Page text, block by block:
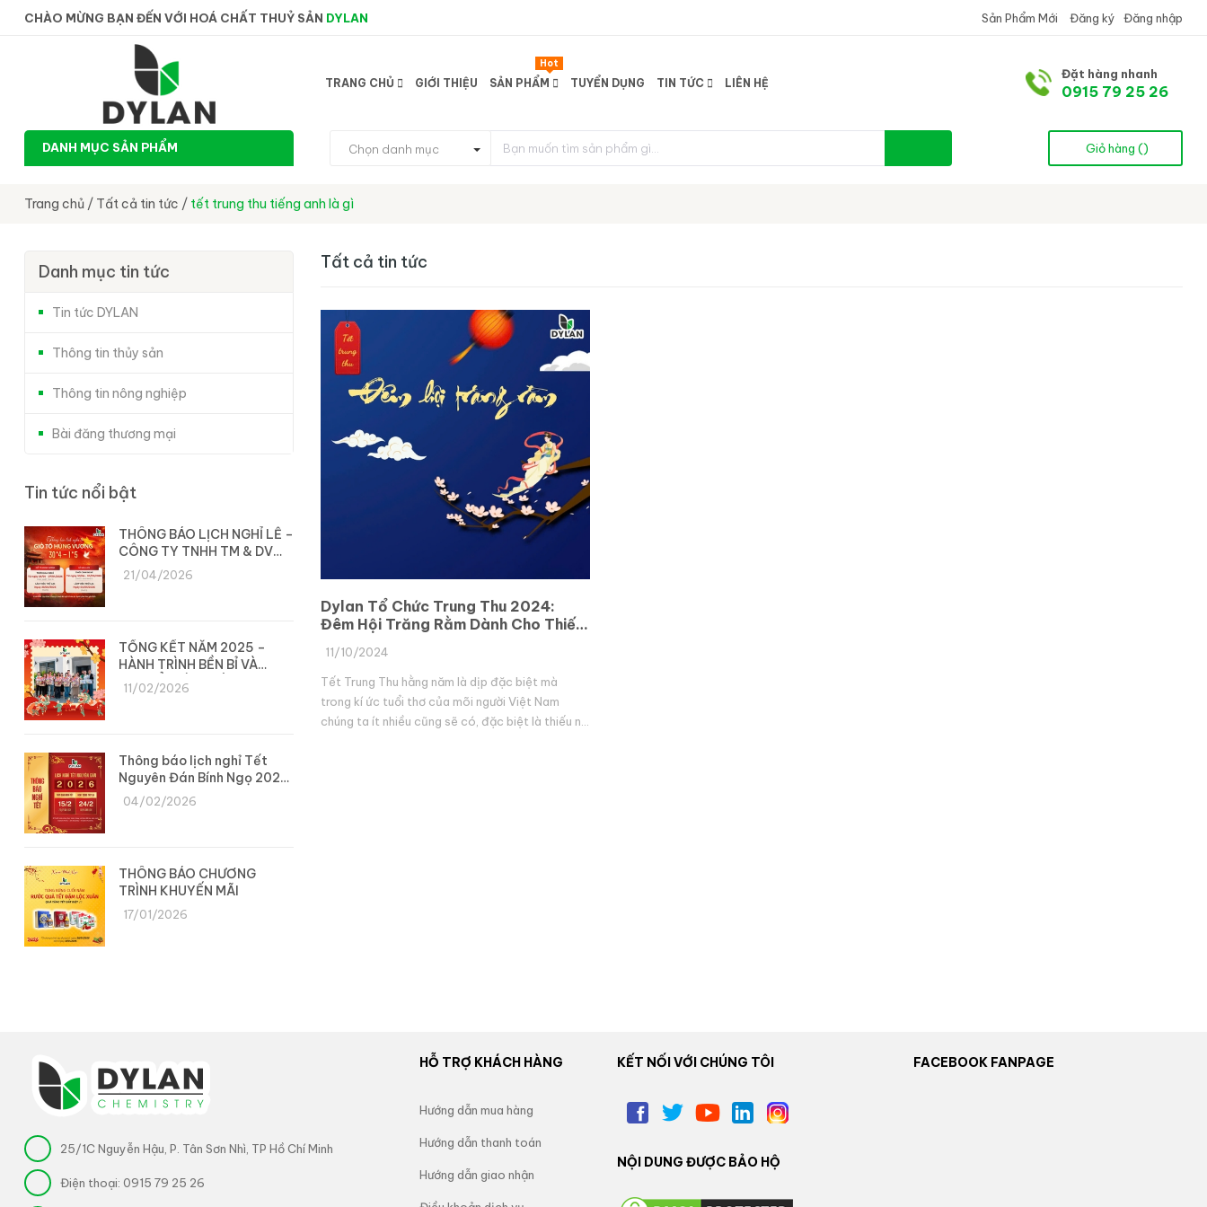
CHÀO MỪNG BẠN ĐẾN VỚI HOÁ CHẤT THUỶ SẢN DYLAN Đăng ký Đăng nhập
Sản Phẩm Mới
TRANG CHỦ GIỚI THIỆU SẢN PHẨM
Hot
TUYỂN DỤNG TIN TỨC LIÊN HỆ
Đặt hàng nhanh
0915 79 25 26
DANH MỤC SẢN PHẨM Chọn danh mục Giỏ hàng ()
Trang chủ / Tất cả tin tức / tết trung thu tiếng anh là gì
Tất cả tin tức
Dylan Tổ Chức Trung Thu 2024:
Đêm Hội Trăng Rằm Dành Cho Thiếu
Nhi
11/10/2024
Tết Trung Thu hằng năm là dịp đặc biệt mà
trong kí ức tuổi thơ của mõi người Việt Nam
chúng ta ít nhiều cũng sẽ có, đặc biệt là thiếu nhi
Danh mục tin tức
Tin tức DYLAN
Thông tin thủy sản
Thông tin nông nghiệp
Bài đăng thương mại
Tin tức nổi bật
THÔNG BÁO LỊCH NGHỈ LỄ –
CÔNG TY TNHH TM & DV
DYLAN
21/04/2026
TỔNG KẾT NĂM 2025 –
HÀNH TRÌNH BỀN BỈ VÀ
CHUYỂN MÌNH CÙNG DYLAN
11/02/2026
Thông báo lịch nghỉ Tết
Nguyên Đán Bính Ngọ 2026
– Công ty Dylan
04/02/2026
THÔNG BÁO CHƯƠNG
TRÌNH KHUYẾN MÃI
17/01/2026
25/1C Nguyễn Hậu, P. Tân Sơn Nhì, TP Hồ Chí Minh
Điện thoại: 0915 79 25 26
HỖ TRỢ KHÁCH HÀNG
Hướng dẫn mua hàng
Hướng dẫn thanh toán
Hướng dẫn giao nhận
KẾT NỐI VỚI CHÚNG TÔI
NỘI DUNG ĐƯỢC BẢO HỘ
FACEBOOK FANPAGE